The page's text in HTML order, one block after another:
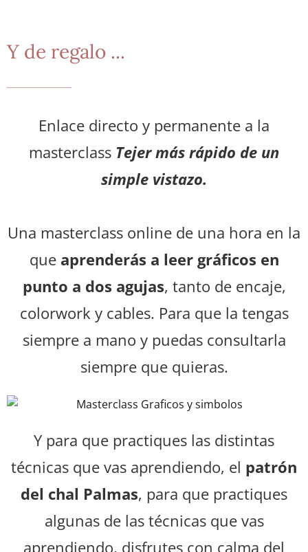
Y de regalo ...
Enlace directo y permanente a la
masterclass Tejer más rápido de un
simple vistazo.
Una masterclass online de una hora en la
que aprenderás a leer gráficos en
punto a dos agujas, tanto de encaje,
colorwork y cables. Para que la tengas
siempre a mano y puedas consultarla
siempre que quieras.
Y para que practiques las distintas
técnicas que vas aprendiendo, el patrón
del chal Palmas, para que practiques
algunas de las técnicas que vas
aprendiendo, disfrutes con calma del